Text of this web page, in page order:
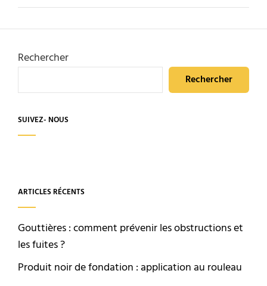
Rechercher
Rechercher
SUIVEZ- NOUS
ARTICLES RÉCENTS
Gouttières : comment prévenir les obstructions et
les fuites ?
Produit noir de fondation : application au rouleau